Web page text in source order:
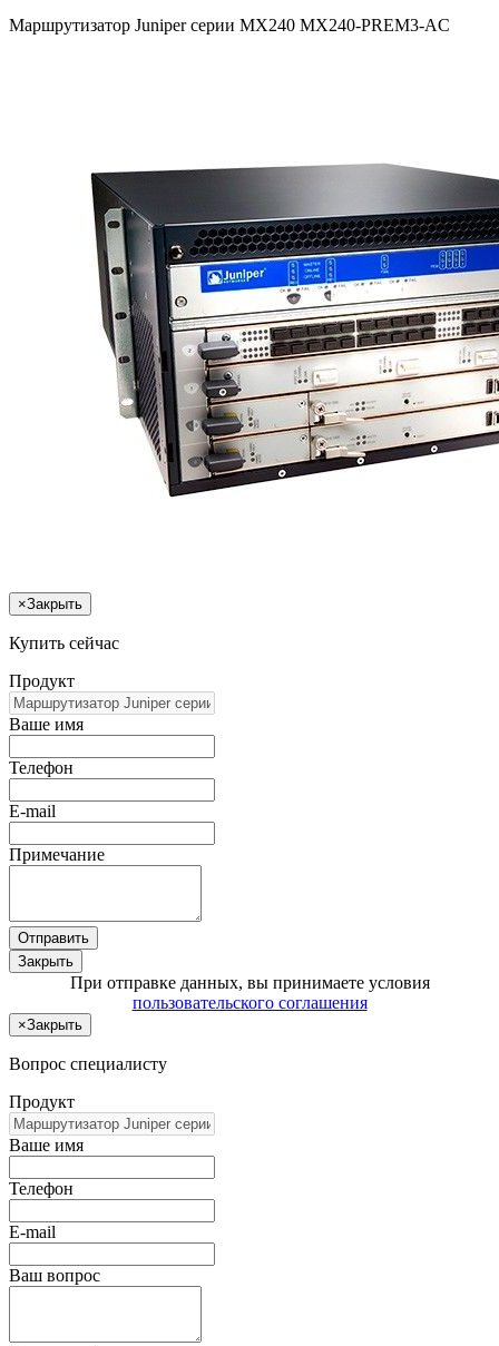
Маршрутизатор Juniper серии MX240 MX240-PREM3-AC
×Закрыть
Купить сейчас
Продукт
Ваше имя
Телефон
E-mail
Примечание
Отправить
Закрыть
При отправке данных, вы принимаете условия
пользовательского соглашения
×Закрыть
Вопрос специалисту
Продукт
Ваше имя
Телефон
E-mail
Ваш вопрос